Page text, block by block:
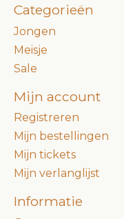
Categorieën
Jongen
Meisje
Sale
Mijn account
Registreren
Mijn bestellingen
Mijn tickets
Mijn verlanglijst
Informatie